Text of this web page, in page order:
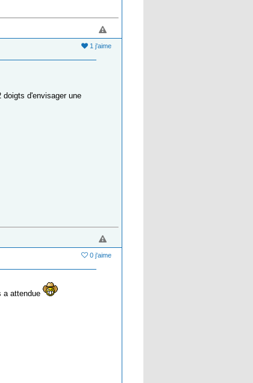
1 j'aime
doigts d'envisager une
0 j'aime
a attendue